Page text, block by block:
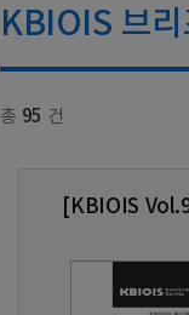
KBIOIS 브
총 95 건
[KBIOIS